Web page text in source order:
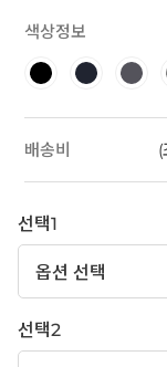
색상정보
배송비 (
선택1
선택2